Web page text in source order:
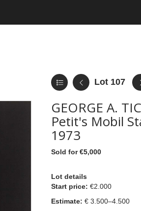
Lot 107
GEORGE A.
Petit's Mobil
1973
Sold for €5,000
Lot details
Start price: €2.000
Estimate: € 3.500–4.500